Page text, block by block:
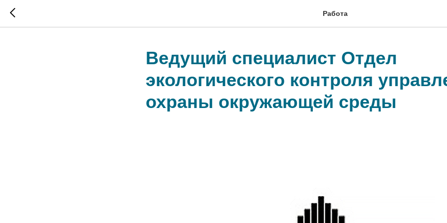
Работа
Ведущий специалист Отдел
экологического контроля
охраны окружающей среды